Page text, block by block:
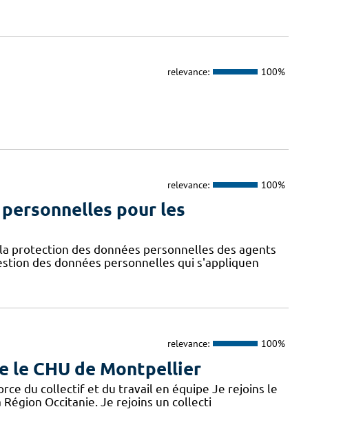
relevance: 100%
relevance: 100%
pour les
protection des données personnelles des agents
des données personnelles qui s'appliquen
relevance: 100%
le CHU de Montpellier
du collectif et du travail en équipe Je rejoins le
Occitanie. Je rejoins un collecti